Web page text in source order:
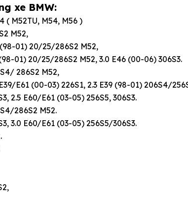
xe BMW:
( M52TU, M54, M56 )
M52,
01) 20/25/286S2 M52,
01) 20/25/286S2 M52, 3.0 E46 (00-06) 306S3.
286S2 M52,
E61 (00-03) 226S1, 2.3 E39 (98-01) 206S4/
2.5 E60/E61 (03-05) 256S5, 306S3.
286S2 M52.
3.0 E60/E61 (03-05) 256S5/306S3.